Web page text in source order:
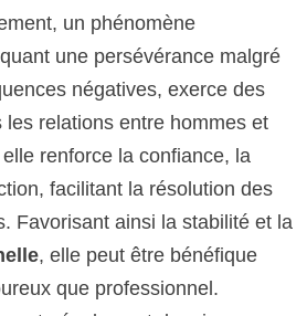
un phénomène
une persévérance malgré
négatives, exerce des
les relations entre hommes et
renforce la confiance, la
facilitant la résolution des
Favorisant ainsi la stabilité et la
, elle peut être bénéfique
que professionnel.